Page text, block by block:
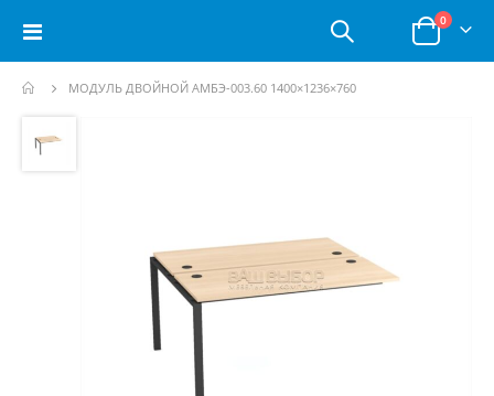
Toggle
Корзина
0позиции
МОДУЛЬ ДВОЙНОЙ АМБЭ-003.60 1400×1236×760
перейти